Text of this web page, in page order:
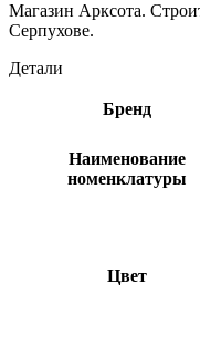
Магазин Арксота.
Серпухове.
Детали
Бренд
Наименование
номенклатуры
Цвет